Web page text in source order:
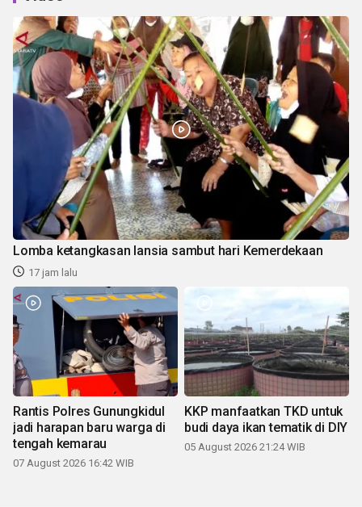
Lomba ketangkasan lansia sambut hari Kemerdekaan
17 jam lalu
Rantis Polres Gunungkidul
jadi harapan baru warga di
tengah kemarau
07 August 2026 16:42 WIB
KKP manfaatkan TKD untuk
budi daya ikan tematik di DIY
05 August 2026 21:24 WIB